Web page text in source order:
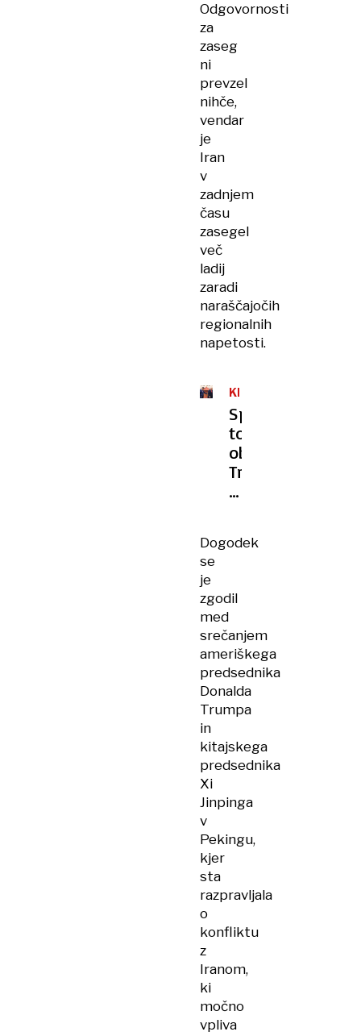
Odgovornosti
za
zaseg
ni
prevzel
nihče,
vendar
je
Iran
v
zadnjem
času
zasegel
več
ladij
zaradi
naraščajočih
regionalnih
napetosti.
KITAJSKA
Spravljivi
toni
ob
Trumpovem
obisku,
pa
vrati
Dogodek
se
je
zgodil
med
srečanjem
ameriškega
predsednika
Donalda
Trumpa
in
kitajskega
predsednika
Xi
Jinpinga
v
Pekingu,
kjer
sta
razpravljala
o
konfliktu
z
Iranom,
ki
močno
vpliva